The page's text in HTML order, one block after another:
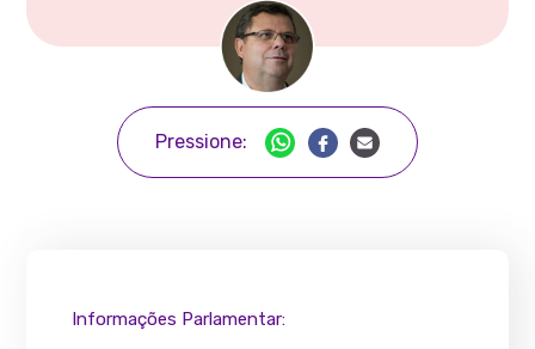
Pressione:
Informações Parlamentar: